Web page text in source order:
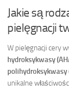
Jakie są
pielęgnacji
W pielęgnacji cery
hydroksykwasy
polihydroksykwasy
unikalne